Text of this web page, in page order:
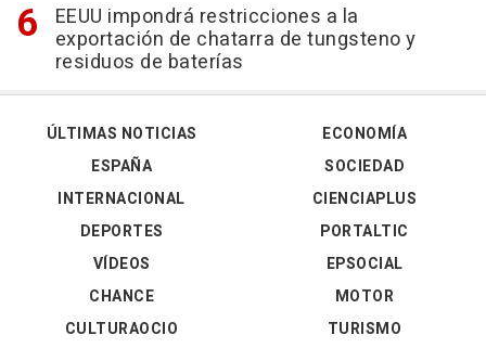
EEUU impondrá restricciones a la
exportación de chatarra de tungsteno y
residuos de baterías
ÚLTIMAS NOTICIAS
ESPAÑA
INTERNACIONAL
DEPORTES
VÍDEOS
ECONOMÍA
SOCIEDAD
CIENCIAPLUS
PORTALTIC
EPSOCIAL
CHANCE
CULTURAOCIO
MOTOR
TURISMO